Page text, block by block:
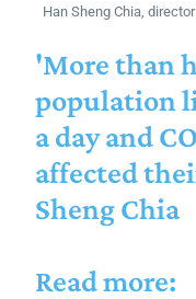
Han Sheng Chia,
'More than
population
a day and
affected
Sheng Chia
Read more: